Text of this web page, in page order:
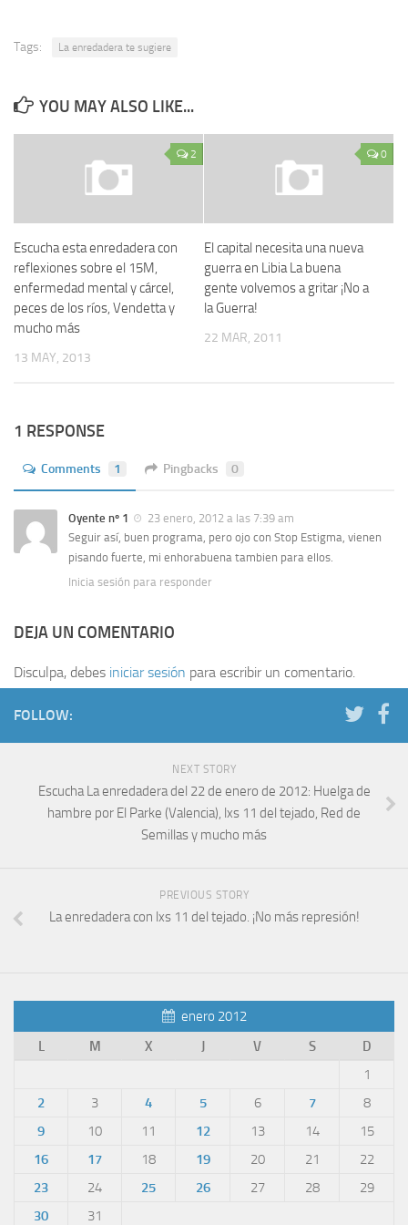
Tags: La enredadera te sugiere
YOU MAY ALSO LIKE...
2
Escucha esta enredadera con
reflexiones sobre el 15M,
enfermedad mental y cárcel,
peces de los ríos, Vendetta y
mucho más
13 MAY, 2013
0
El capital necesita una nueva
guerra en Libia La buena
gente volvemos a gritar ¡No a
la Guerra!
22 MAR, 2011
1 RESPONSE
Comments 1 Pingbacks 0
Oyente nº 1
23 enero, 2012 a las 7:39 am
Seguir así, buen programa, pero ojo con Stop Estigma, vienen
pisando fuerte, mi enhorabuena tambien para ellos.
Inicia sesión para responder
DEJA UN COMENTARIO
Disculpa, debes iniciar sesión para escribir un comentario.
FOLLOW:
NEXT STORY
Escucha La enredadera del 22 de enero de 2012: Huelga de
hambre por El Parke (Valencia), lxs 11 del tejado, Red de
Semillas y mucho más
PREVIOUS STORY
La enredadera con lxs 11 del tejado. ¡No más represión!
enero 2012
L
M X J V S D
1
2
3 4 5 6 7
8
9
10 11 12 13 14
15
16
17 18 19 20 21
22
23
24 25 26 27 28
29
30
31